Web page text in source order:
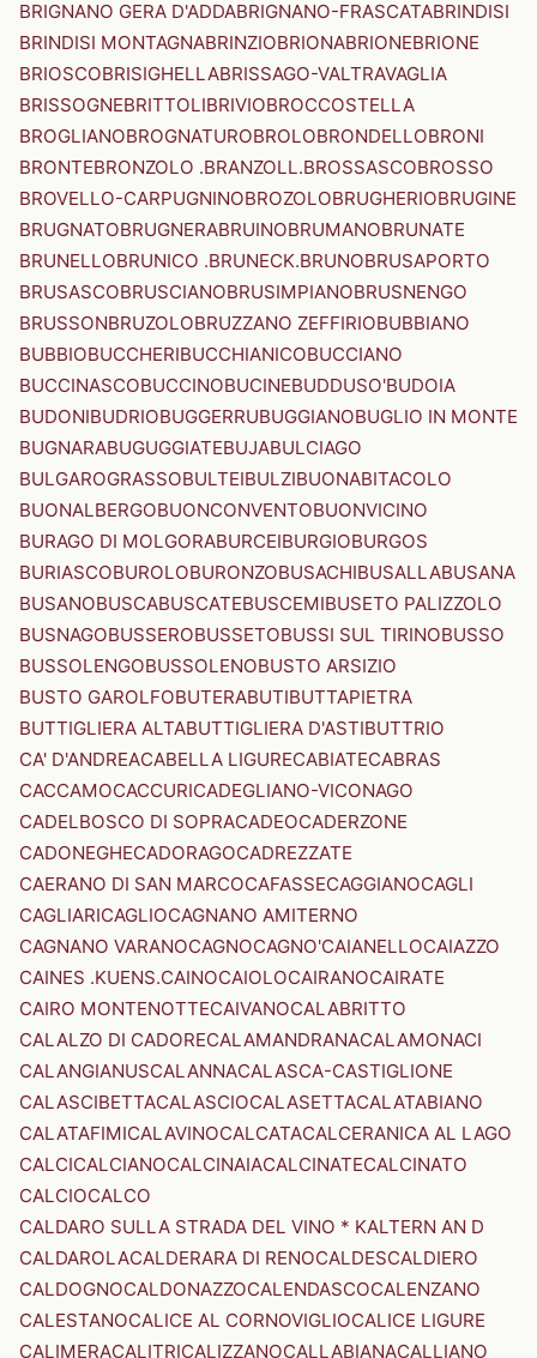
BRIGNANO GERA D'ADDABRIGNANO-FRASCATABRINDISI
BRINDISI MONTAGNABRINZIOBRIONABRIONEBRIONE
BRIOSCOBRISIGHELLABRISSAGO-VALTRAVAGLIA
BRISSOGNEBRITTOLIBRIVIOBROCCOSTELLA
BROGLIANOBROGNATUROBROLOBRONDELLOBRONI
BRONTEBRONZOLO .BRANZOLL.BROSSASCOBROSSO
BROVELLO-CARPUGNINOBROZOLOBRUGHERIOBRUGINE
BRUGNATOBRUGNERABRUINOBRUMANOBRUNATE
BRUNELLOBRUNICO .BRUNECK.BRUNOBRUSAPORTO
BRUSASCOBRUSCIANOBRUSIMPIANOBRUSNENGO
BRUSSONBRUZOLOBRUZZANO ZEFFIRIOBUBBIANO
BUBBIOBUCCHERIBUCCHIANICOBUCCIANO
BUCCINASCOBUCCINOBUCINEBUDDUSO'BUDOIA
BUDONIBUDRIOBUGGERRUBUGGIANOBUGLIO IN MONTE
BUGNARABUGUGGIATEBUJABULCIAGO
BULGAROGRASSOBULTEIBULZIBUONABITACOLO
BUONALBERGOBUONCONVENTOBUONVICINO
BURAGO DI MOLGORABURCEIBURGIOBURGOS
BURIASCOBUROLOBURONZOBUSACHIBUSALLABUSANA
BUSANOBUSCABUSCATEBUSCEMIBUSETO PALIZZOLO
BUSNAGOBUSSEROBUSSETOBUSSI SUL TIRINOBUSSO
BUSSOLENGOBUSSOLENOBUSTO ARSIZIO
BUSTO GAROLFOBUTERABUTIBUTTAPIETRA
BUTTIGLIERA ALTABUTTIGLIERA D'ASTIBUTTRIO
CA' D'ANDREACABELLA LIGURECABIATECABRAS
CACCAMOCACCURICADEGLIANO-VICONAGO
CADELBOSCO DI SOPRACADEOCADERZONE
CADONEGHECADORAGOCADREZZATE
CAERANO DI SAN MARCOCAFASSECAGGIANOCAGLI
CAGLIARICAGLIOCAGNANO AMITERNO
CAGNANO VARANOCAGNOCAGNO'CAIANELLOCAIAZZO
CAINES .KUENS.CAINOCAIOLOCAIRANOCAIRATE
CAIRO MONTENOTTECAIVANOCALABRITTO
CALALZO DI CADORECALAMANDRANACALAMONACI
CALANGIANUSCALANNACALASCA-CASTIGLIONE
CALASCIBETTACALASCIOCALASETTACALATABIANO
CALATAFIMICALAVINOCALCATACALCERANICA AL LAGO
CALCICALCIANOCALCINAIACALCINATECALCINATO
CALCIOCALCO
CALDARO SULLA STRADA DEL VINO * KALTERN AN D
CALDAROLACALDERARA DI RENOCALDESCALDIERO
CALDOGNOCALDONAZZOCALENDASCOCALENZANO
CALESTANOCALICE AL CORNOVIGLIOCALICE LIGURE
CALIMERACALITRICALIZZANOCALLABIANACALLIANO